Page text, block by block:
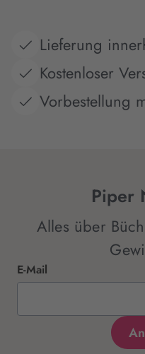
Lieferung
Kostenloser
Vorbestellung
Piper
Alles über
E-Mail